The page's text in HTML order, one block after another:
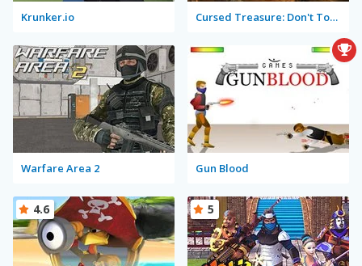
Krunker.io Cursed Treasure: Don't Touch My Gems!
Warfare Area 2 Gun Blood
4.6 5